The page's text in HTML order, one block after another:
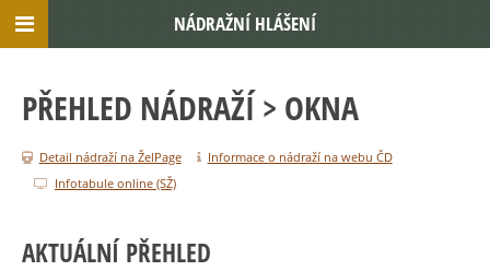
PŘEHLED NÁDRAŽÍ > OKNA
Detail nádraží na ŽelPage
Informace o nádraží na webu ČD
Infotabule online (SŽ)
AKTUÁLNÍ PŘEHLED
NÁDRAŽNÍ HLÁŠENÍ